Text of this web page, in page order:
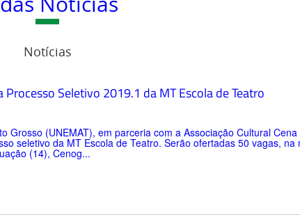
Notícias
Seletivo 2019.1 da MT Escola de Teatro
Grosso (UNEMAT), em parceria com a Associação Cultural
seletivo da MT Escola de Teatro. Serão ofertadas 50 vagas, na
(14), Cenog...